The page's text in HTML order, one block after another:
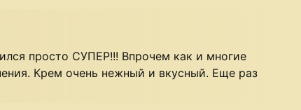
просто СУПЕР!!! Впрочем как и многие
Крем очень нежный и вкусный. Еще раз